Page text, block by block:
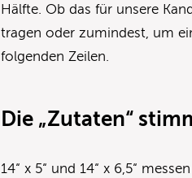
Hälfte. Ob das für unsere
tragen oder zumindest, um
folgenden Zeilen.
Die „Zutaten“
14“ x 5“ und 14“ x 6,5“